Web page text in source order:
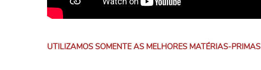
UTILIZAMOS SOMENTE AS MELHORES MATÉRIAS-PRIMAS